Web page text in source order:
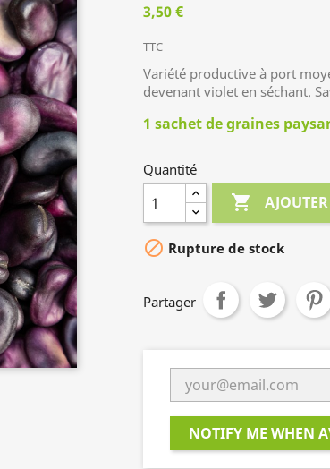
3,50 €
TTC
Variété productive à port
devenant violet en séchant.
1 sachet de graines
Quantité

 Rupture de stock
Partager
NOTIFY ME WHEN